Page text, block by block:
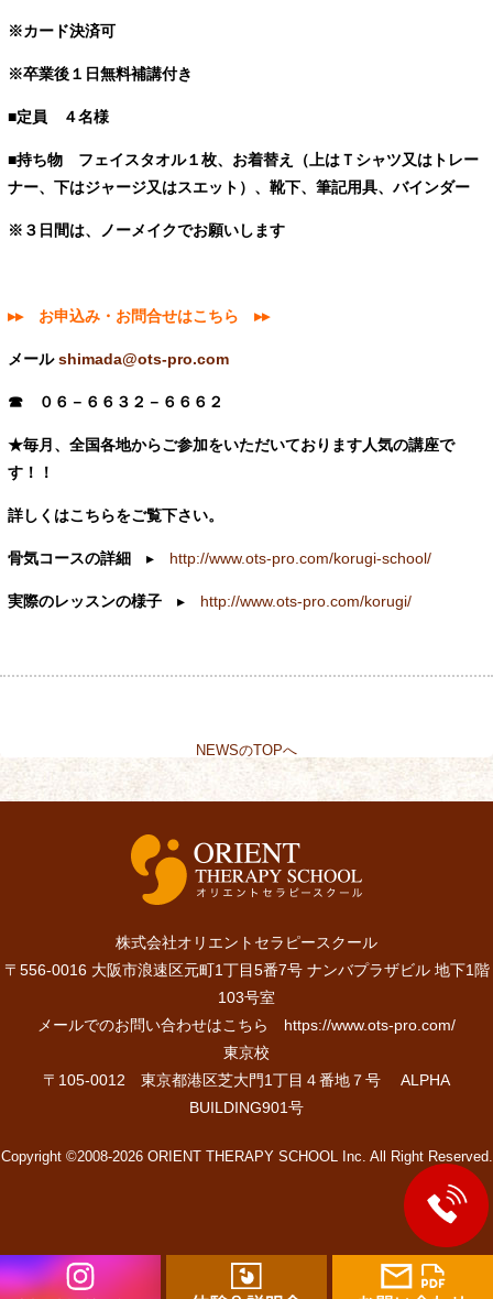
※カード決済可
※卒業後１日無料補講付き
■定員 ４名様
■持ち物 フェイスタオル１枚、お着替え（上はＴシャツ又はトレー
ナー、下はジャージ又はスエット）、靴下、筆記用具、バインダー
※３日間は、ノーメイクでお願いします
▸▸ お申込み・お問合せはこちら ▸▸
メールshimada@ots-pro.com
☎ ０６－６６３２－６６６２
★毎月、全国各地からご参加をいただいております人気の講座で
す！！
詳しくはこちらをご覧下さい。
骨気コースの詳細 ▸ http://www.ots-pro.com/korugi-school/
実際のレッスンの様子 ▸ http://www.ots-pro.com/korugi/
NEWSのTOPへ
株式会社オリエントセラピースクール
〒556-0016 大阪市浪速区元町1丁目5番7号 ナンバプラザビル 地下1階
103号室
メールでのお問い合わせはこちら
https://www.ots-pro.com/
東京校
〒105-0012 東京都港区芝大門1丁目４番地７号 ALPHA
BUILDING901号
Copyright ©2008-2026 ORIENT THERAPY SCHOOL Inc. All Right Reserved.